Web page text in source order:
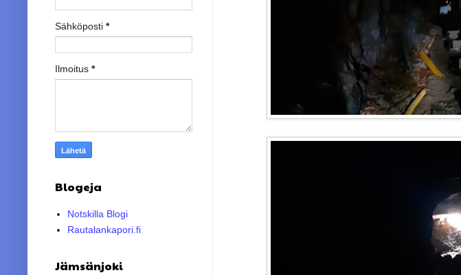
Sähköposti *
Ilmoitus *
Blogeja
Notskilla Blogi
Rautalankapori.fi
Jämsänjoki